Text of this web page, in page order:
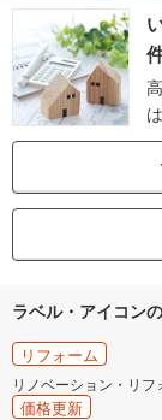
ラベル・アイコン
リフォーム
リノベーション・リフ
価格更新